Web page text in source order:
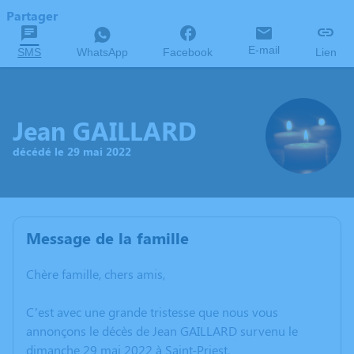
Partager
SMS WhatsApp Facebook E-mail Lien
Jean GAILLARD
décédé le 29 mai 2022
Message de la famille
Chère famille, chers amis,
C’est avec une grande tristesse que nous vous
annonçons le décès de Jean GAILLARD survenu le
dimanche 29 mai 2022 à Saint-Priest.